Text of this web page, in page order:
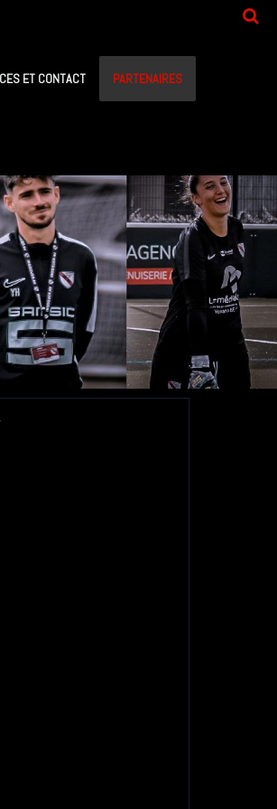
ET CONTACT PARTENAIRES